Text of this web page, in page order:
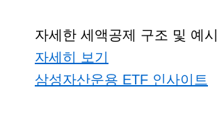
자세한 세액공제 구조 및 예시
자세히 보기
삼성자산운용 ETF 인사이트